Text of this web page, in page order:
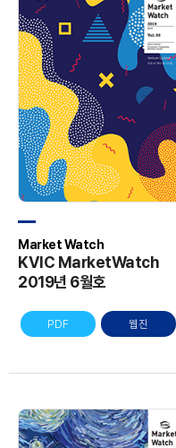
Market Watch
KVIC MarketWatch
2019년 6월호
PDF 웹진